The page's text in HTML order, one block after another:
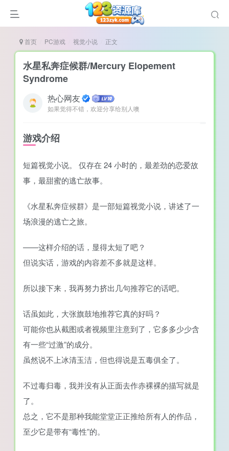
首页 PC游戏 视觉小说 正文
水星私奔症候群/Mercury Elopement
Syndrome
热心网友
如果觉得不错，欢迎分享给别人噢
游戏介绍
短篇视觉小说。 仅存在 24 小时的，最差劲的恋爱故
事，最甜蜜的逃亡故事。
《水星私奔症候群》是一部短篇视觉小说，讲述了一
场浪漫的逃亡之旅。
——这样介绍的话，显得太短了吧？
但说实话，游戏的内容差不多就是这样。
所以接下来，我再努力挤出几句推荐它的话吧。
话虽如此，大张旗鼓地推荐它真的好吗？
可能你也从截图或者视频里注意到了，它多多少少含
有一些“过激”的成分。
虽然说不上冰清玉洁，但也得说是五毒俱全了。
不过毒归毒，我并没有从正面去作赤裸裸的描写就是
了。
总之，它不是那种我能堂堂正正推给所有人的作品，
至少它是带有“毒性”的。